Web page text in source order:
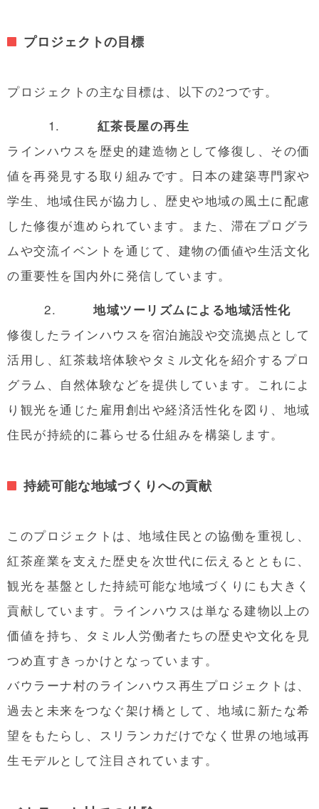
プロジェクトの目標
プロジェクトの主な目標は、以下の2つです。
1. 紅茶長屋の再生
ラインハウスを歴史的建造物として修復し、その価
値を再発見する取り組みです。日本の建築専門家や
学生、地域住民が協力し、歴史や地域の風土に配慮
した修復が進められています。また、滞在プログラ
ムや交流イベントを通じて、建物の価値や生活文化
の重要性を国内外に発信しています。
2. 地域ツーリズムによる地域活性化
修復したラインハウスを宿泊施設や交流拠点として
活用し、紅茶栽培体験やタミル文化を紹介するプロ
グラム、自然体験などを提供しています。これによ
り観光を通じた雇用創出や経済活性化を図り、地域
住民が持続的に暮らせる仕組みを構築します。
持続可能な地域づくりへの貢献
このプロジェクトは、地域住民との協働を重視し、
紅茶産業を支えた歴史を次世代に伝えるとともに、
観光を基盤とした持続可能な地域づくりにも大きく
貢献しています。ラインハウスは単なる建物以上の
価値を持ち、タミル人労働者たちの歴史や文化を見
つめ直すきっかけとなっています。
バウラーナ村のラインハウス再生プロジェクトは、
過去と未来をつなぐ架け橋として、地域に新たな希
望をもたらし、スリランカだけでなく世界の地域再
生モデルとして注目されています。